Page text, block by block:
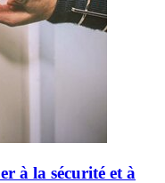
à la sécurité et à